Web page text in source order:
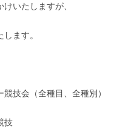
いたしますが、
ます。
技会（全種目、全種別）
技